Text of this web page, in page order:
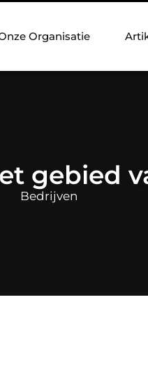
Organisatie
gebied
Bedrijven